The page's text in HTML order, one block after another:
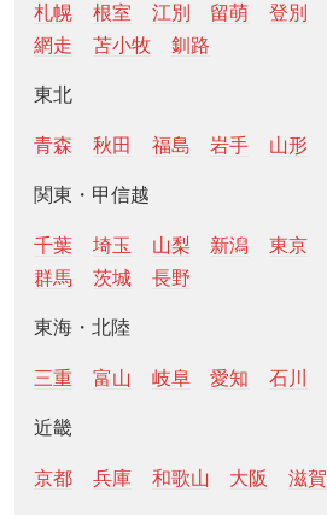
札幌
根室 江別 留萌 登別
網走
苫小牧 釧路
東北
青森 秋田 福島 岩手 山形
関東・甲信越
千葉 埼玉 山梨 新潟 東京
群馬
茨城 長野
東海・北陸
三重 富山 岐阜 愛知 石川
近畿
京都 兵庫 和歌山 大阪 滋賀